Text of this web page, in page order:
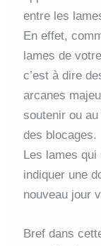
entre les
En effet,
lames de
c’est à dire
arcanes
soutenir ou
des blocages.
Les lames
indiquer une
nouveau jour
Bref dans